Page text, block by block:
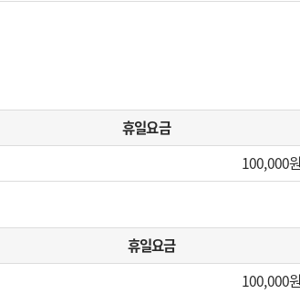
휴일요금
100,000
휴일요금
100,000